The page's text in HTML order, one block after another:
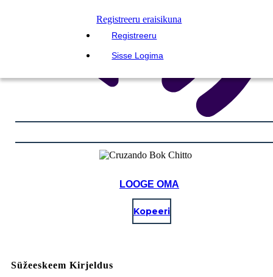
Registreeru eraisikuna
Registreeru
Sisse Logima
LOOGE OMA
Kopeeri
Süžeeskeem Kirjeldus